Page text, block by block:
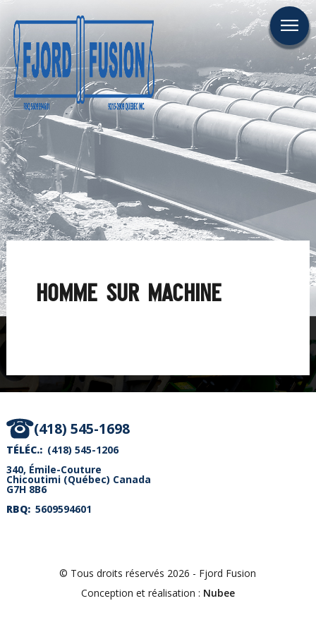
CARRIÈRE NOUS JOINDRE EN
ENTREPRISE
FUSION
RÉALISATIONS
HOMME SUR MACHINE
(418) 545-1698
TÉLÉC.
(418) 545-1206
340, Émile-Couture
Chicoutimi (Québec) Canada
G7H 8B6
RBQ 5609594601
© Tous droits réservés 2026 - Fjord Fusion
Conception et réalisation : Nubee